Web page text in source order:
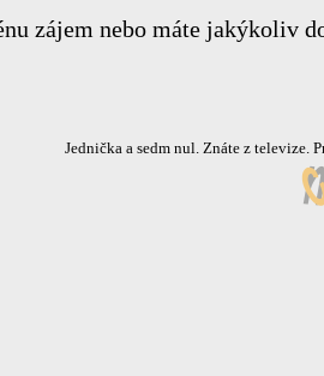
zájem nebo máte jakýkoliv
Jednička a sedm nul. Znáte z televize.